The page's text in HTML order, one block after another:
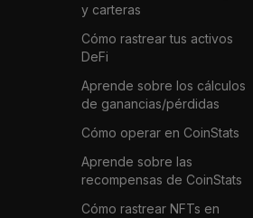
y carteras
Cómo rastrear tus activos
DeFi
Aprende sobre los cálculos
de ganancias/pérdidas
Cómo operar en CoinStats
Aprende sobre las
recompensas de CoinStats
Cómo rastrear NFTs en